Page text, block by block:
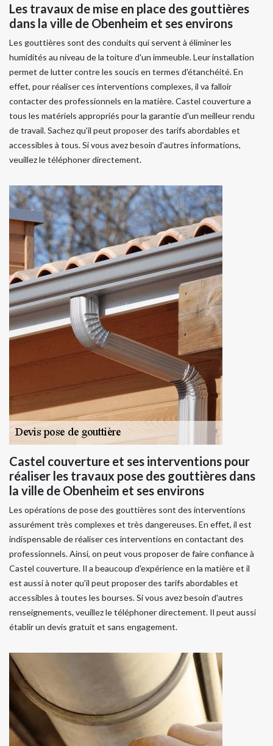
Les travaux de mise en place des gouttières
dans la ville de Obenheim et ses environs
Les gouttières sont des conduits qui servent à éliminer les
humidités au niveau de la toiture d'un immeuble. Leur installation
permet de lutter contre les soucis en termes d'étanchéité. En
effet, pour réaliser ces interventions complexes, il va falloir
contacter des professionnels en la matière. Castel couverture a
tous les matériels appropriés pour la garantie d'un meilleur rendu
de travail. Sachez qu'il peut proposer des tarifs abordables et
accessibles à tous. Si vous avez besoin d'autres informations,
veuillez le téléphoner directement.
Castel couverture et ses interventions pour
réaliser les travaux pose des gouttières dans
la ville de Obenheim et ses environs
Les opérations de pose des gouttières sont des interventions
assurément très complexes et très dangereuses. En effet, il est
indispensable de réaliser ces interventions en contactant des
professionnels. Ainsi, on peut vous proposer de faire confiance à
Castel couverture. Il a beaucoup d'expérience en la matière et il
est aussi à noter qu'il peut proposer des tarifs abordables et
accessibles à toutes les bourses. Si vous avez besoin d'autres
renseignements, veuillez le téléphoner directement. Il peut aussi
établir un devis gratuit et sans engagement.